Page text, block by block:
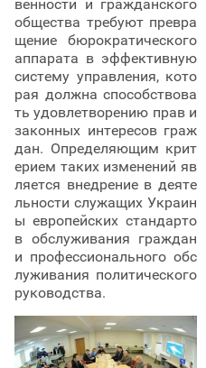
венности и гражданского
общества требуют превра
щение бюрократического
аппарата в эффективную
систему управления, кото
рая должна способствова
ть удовлетворению прав и
законных интересов граж
дан. Определяющим крит
ерием таких изменений яв
ляется внедрение в деяте
льности служащих Украин
ы европейских стандарто
в обслуживания граждан
и профессионального обс
луживания политического
руководства.